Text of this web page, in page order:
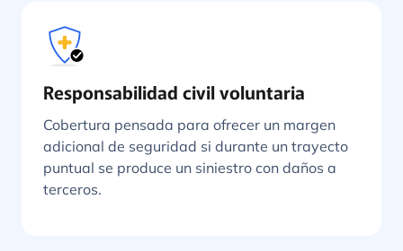
Responsabilidad civil voluntaria
Cobertura pensada para ofrecer un margen
adicional de seguridad si durante un trayecto
puntual se produce un siniestro con daños a
terceros.